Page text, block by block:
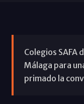
Colegios SAFA
Málaga para
primado la